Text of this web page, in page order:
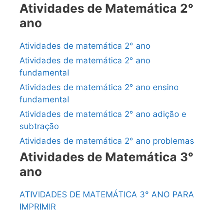
Atividades de Matemática 2°
ano
Atividades de matemática 2° ano
Atividades de matemática 2° ano
fundamental
Atividades de matemática 2° ano ensino
fundamental
Atividades de matemática 2° ano adição e
subtração
Atividades de matemática 2° ano problemas
Atividades de Matemática 3°
ano
ATIVIDADES DE MATEMÁTICA 3° ANO PARA
IMPRIMIR